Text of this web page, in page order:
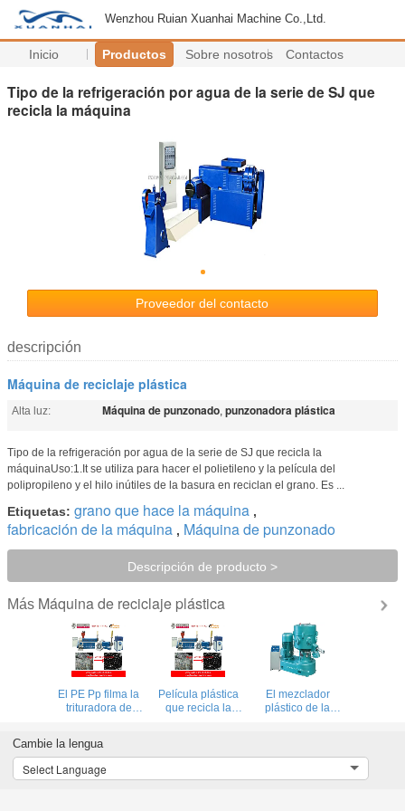
Wenzhou Ruian Xuanhai Machine Co.,Ltd.
Inicio Productos Sobre nosotros Contactos
Tipo de la refrigeración por agua de la serie de SJ que
recicla la máquina
Proveedor del contacto
descripción
Máquina de reciclaje plástica
Alta luz: Máquina de punzonado, punzonadora plástica
Tipo de la refrigeración por agua de la serie de SJ que recicla la
máquinaUso:1.It se utiliza para hacer el polietileno y la película del
polipropileno y el hilo inútiles de la basura en reciclan el grano. Es ...
Etiquetas: grano que hace la máquina ,
fabricación de la máquina , Máquina de punzonado
Descripción de producto >
Más Máquina de reciclaje plástica
El PE Pp filma la
trituradora de
de tornillo de la
trituradora del
transportador de
Película plástica
que recicla la
cambiador auto
El mezclador
plástico de la
Cambie la lengua
Select Language